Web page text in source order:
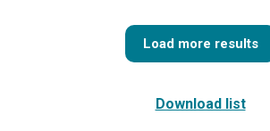
Load more results
Download list